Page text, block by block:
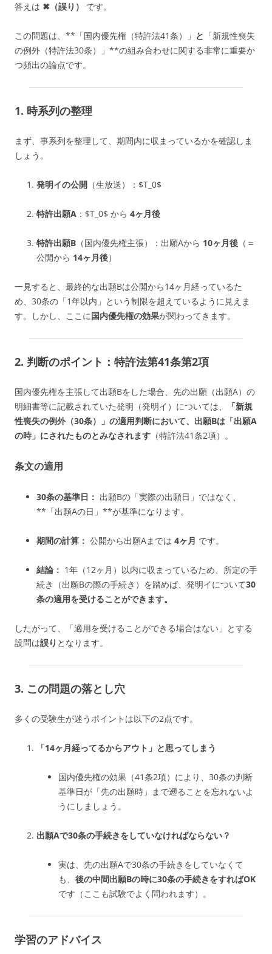
答えは ✖（誤り） です。
この問題は、**「国内優先権（特許法41条）」 と 「新規性喪失
の例外（特許法30条）」**の組み合わせに関する非常に重要か
つ頻出の論点です。
1. 時系列の整理
まず、事系列を整理して、期間内に収まっているかを確認しま
しょう。
発明イの公開 （生放送）： $T_0$
特許出願A ： $T_0$ から 4ヶ月後
特許出願B （国内優先権主張）：出願Aから 10ヶ月後 （＝
公開から 14ヶ月後）
一見すると、最終的な出願Bは公開から14ヶ月経っているた
め、30条の「1年以内」という制限を超えているように見えま
す。しかし、ここに国内優先権の効果が関わってきます。
2. 判断のポイント：特許法第41条第2項
国内優先権を主張して出願Bをした場合、先の出願（出願A）の
明細書等に記載されていた発明（発明イ）については、
「新規
性喪失の例外（30条）」の適用判断において、出願Bは「出願A
の時」にされたものとみなされます （特許法41条2項）。
条文の適用
30条の基準日： 出願Bの「実際の出願日」ではなく、
**「出願Aの日」**が基準になります。
期間の計算： 公開から出願Aまでは 4ヶ月 です。
結論： 1年（12ヶ月）以内に収まっているため、所定の手
続き（出願Bの際の手続き）を踏めば、発明イについて30
条の適用を受けることができます。
したがって、「適用を受けることができる場合はない」とする
設問は誤り となります。
3. この問題の落とし穴
多くの受験生が迷うポイントは以下の2点です。
「14ヶ月経ってるからアウト」と思ってしまう
国内優先権の効果（41条2項）により、30条の判断
基準日が「先の出願時」まで遡ることを忘れないよ
うにしましょう。
出願Aで30条の手続きをしていなければならない？
実は、先の出願Aで30条の手続きをしていなくて
も、 後の中間出願Bの時に30条の手続きをすればOK
です（ここも試験でよく問われます）。
学習のアドバイス